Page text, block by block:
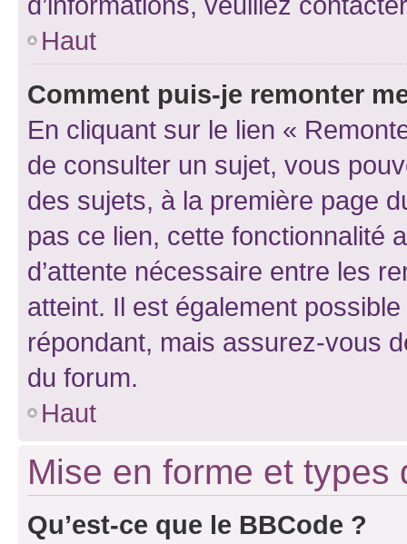
Haut
Comment puis-je remonter
En cliquant sur le lien «
de consulter un sujet, vous
des sujets, à la première page
pas ce lien, cette fonctionnalité
d’attente nécessaire entre les
atteint. Il est également
répondant, mais assurez-vous
du forum.
Haut
Mise en forme et types
Qu’est-ce que le BBCode ?